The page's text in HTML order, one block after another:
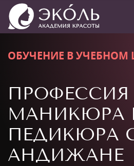
ОБУЧЕНИЕ В УЧЕБНОМ
ПРОФЕССИЯ
МАНИКЮРА
ПЕДИКЮРА
АНДИЖАНЕ